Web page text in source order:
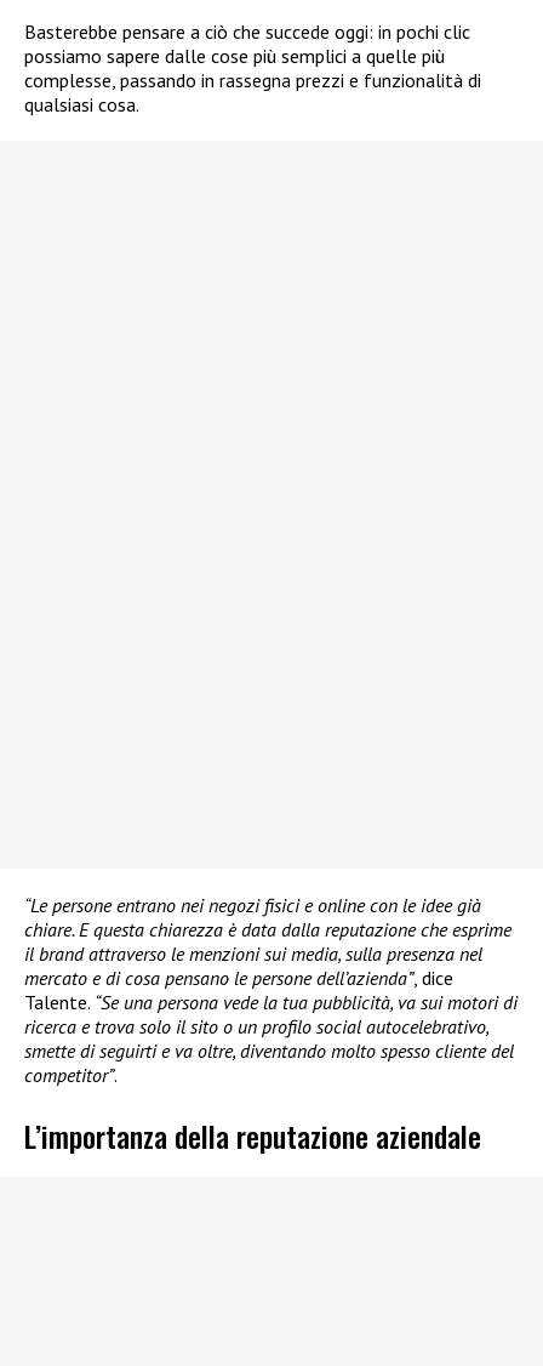
Basterebbe pensare a ciò che succede oggi: in pochi clic
possiamo sapere dalle cose più semplici a quelle più
complesse, passando in rassegna prezzi e funzionalità di
qualsiasi cosa.
“Le persone entrano nei negozi fisici e online con le idee già
chiare. E questa chiarezza è data dalla reputazione che esprime
il brand attraverso le menzioni sui media, sulla presenza nel
mercato e di cosa pensano le persone dell’azienda”, dice
Talente. “Se una persona vede la tua pubblicità, va sui motori di
ricerca e trova solo il sito o un profilo social autocelebrativo,
smette di seguirti e va oltre, diventando molto spesso cliente del
competitor”.
L’importanza della reputazione aziendale